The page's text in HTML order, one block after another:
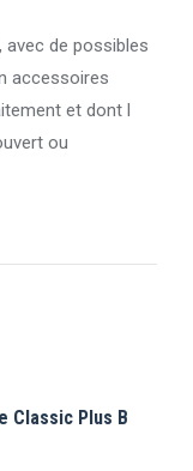
de possibles
accessoires
et dont l
ou
Classic Plus B